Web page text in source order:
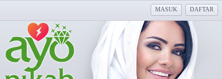
MASUK DAFTAR